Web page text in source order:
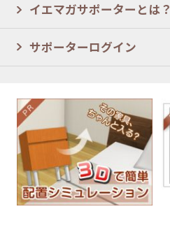
イエマガサポーターとは？
サポーターログイン